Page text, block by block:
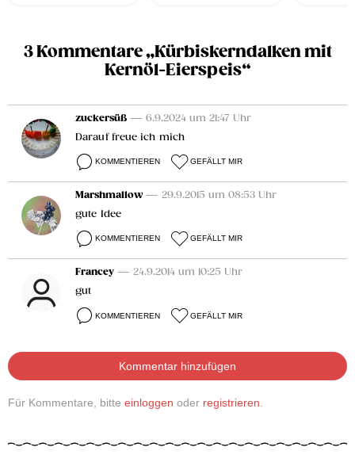
3 Kommentare „Kürbiskerndalken mit
Kernöl-Eierspeis“
zuckersüß — 6.9.2024 um 21:47 Uhr
Darauf freue ich mich
KOMMENTIEREN GEFÄLLT MIR
Marshmallow — 29.9.2015 um 08:53 Uhr
gute Idee
KOMMENTIEREN GEFÄLLT MIR
Francey — 24.9.2014 um 10:25 Uhr
gut
KOMMENTIEREN GEFÄLLT MIR
Kommentar hinzufügen
Für Kommentare, bitte einloggen oder registrieren